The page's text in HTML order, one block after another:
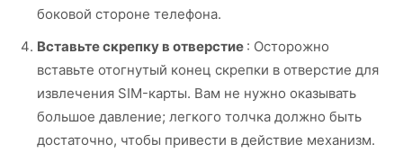
боковой стороне телефона.
Вставьте скрепку в отверстие : Осторожно
вставьте отогнутый конец скрепки в отверстие для
извлечения SIM-карты. Вам не нужно оказывать
большое давление; легкого толчка должно быть
достаточно, чтобы привести в действие механизм.